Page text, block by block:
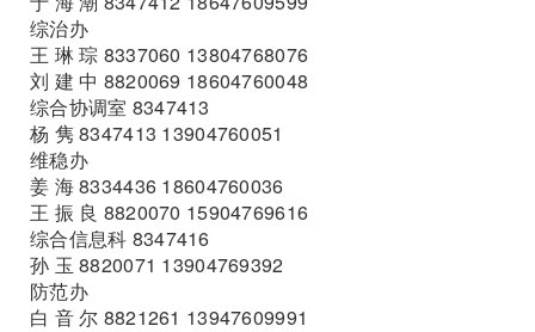
综治办
王 琳 琮 8337060 13804768076
刘 建 中 8820069 18604760048
综合协调室 8347413
杨 隽 8347413 13904760051
维稳办
姜 海 8334436 18604760036
王 振 良 8820070 15904769616
综合信息科 8347416
孙 玉 8820071 13904769392
防范办
白 音 尔 8821261 13947609991